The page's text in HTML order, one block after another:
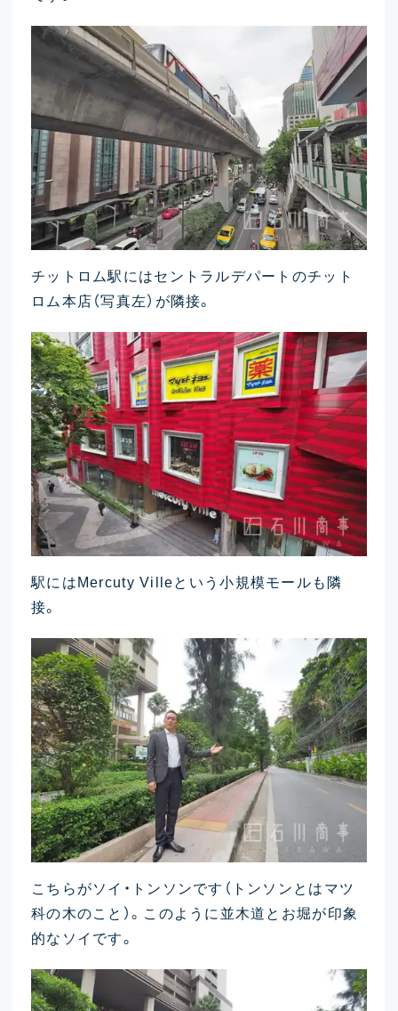
チットロム駅にはセントラルデパートのチット
ロム本店（写真左）が隣接。
駅にはMercuty Villeという小規模モールも隣
接。
こちらがソイ・トンソンです（トンソンとはマツ
科の木のこと）。このように並木道とお堀が印象
的なソイです。